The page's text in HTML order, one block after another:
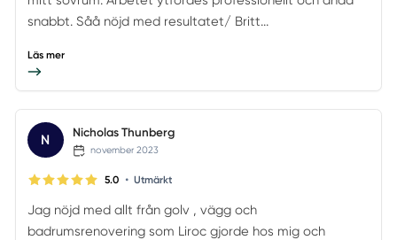
snabbt. Såå nöjd med resultatet/ Britt...
Läs mer
N Nicholas Thunberg
november 2023
5.0 • Utmärkt
Jag nöjd med allt från golv , vägg och
badrumsrenovering som Liroc gjorde hos mig och